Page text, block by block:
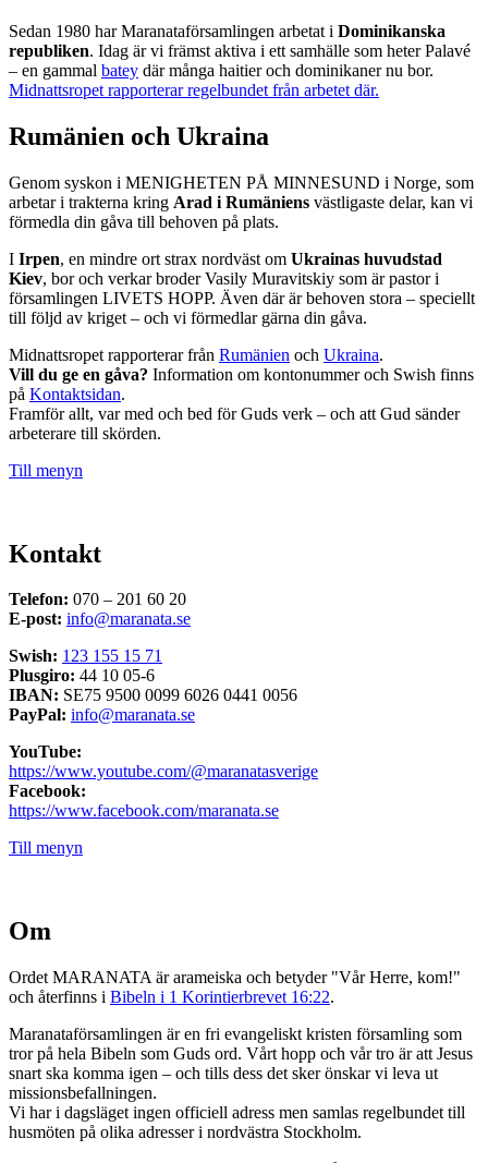
Sedan 1980 har Maranataförsamlingen arbetat i Dominikanska
republiken. Idag är vi främst aktiva i ett samhälle som heter Palavé
– en gammal batey där många haitier och dominikaner nu bor.
Midnattsropet rapporterar regelbundet från arbetet där.
Rumänien och Ukraina
Genom syskon i MENIGHETEN PÅ MINNESUND i Norge, som
arbetar i trakterna kring Arad i Rumäniens västligaste delar, kan vi
förmedla din gåva till behoven på plats.
I Irpen, en mindre ort strax nordväst om Ukrainas huvudstad
Kiev, bor och verkar broder Vasily Muravitskiy som är pastor i
församlingen LIVETS HOPP. Även där är behoven stora – speciellt
till följd av kriget – och vi förmedlar gärna din gåva.
Midnattsropet rapporterar från Rumänien och Ukraina.
Vill du ge en gåva? Information om kontonummer och Swish finns
på Kontaktsidan.
Framför allt, var med och bed för Guds verk – och att Gud sänder
arbeterare till skörden.
Till menyn
Kontakt
Telefon: 070 – 201 60 20
E-post: info@maranata.se
Swish: 123 155 15 71
Plusgiro: 44 10 05-6
IBAN: SE75 9500 0099 6026 0441 0056
PayPal: info@maranata.se
YouTube:
https://www.youtube.com/@maranatasverige
Facebook:
https://www.facebook.com/maranata.se
Till menyn
Om
Ordet MARANATA är arameiska och betyder "Vår Herre, kom!"
och återfinns i Bibeln i 1 Korintierbrevet 16:22.
Maranataförsamlingen är en fri evangeliskt kristen församling som
tror på hela Bibeln som Guds ord. Vårt hopp och vår tro är att Jesus
snart ska komma igen – och tills dess det sker önskar vi leva ut
missionsbefallningen.
Vi har i dagsläget ingen officiell adress men samlas regelbundet till
husmöten på olika adresser i nordvästra Stockholm.